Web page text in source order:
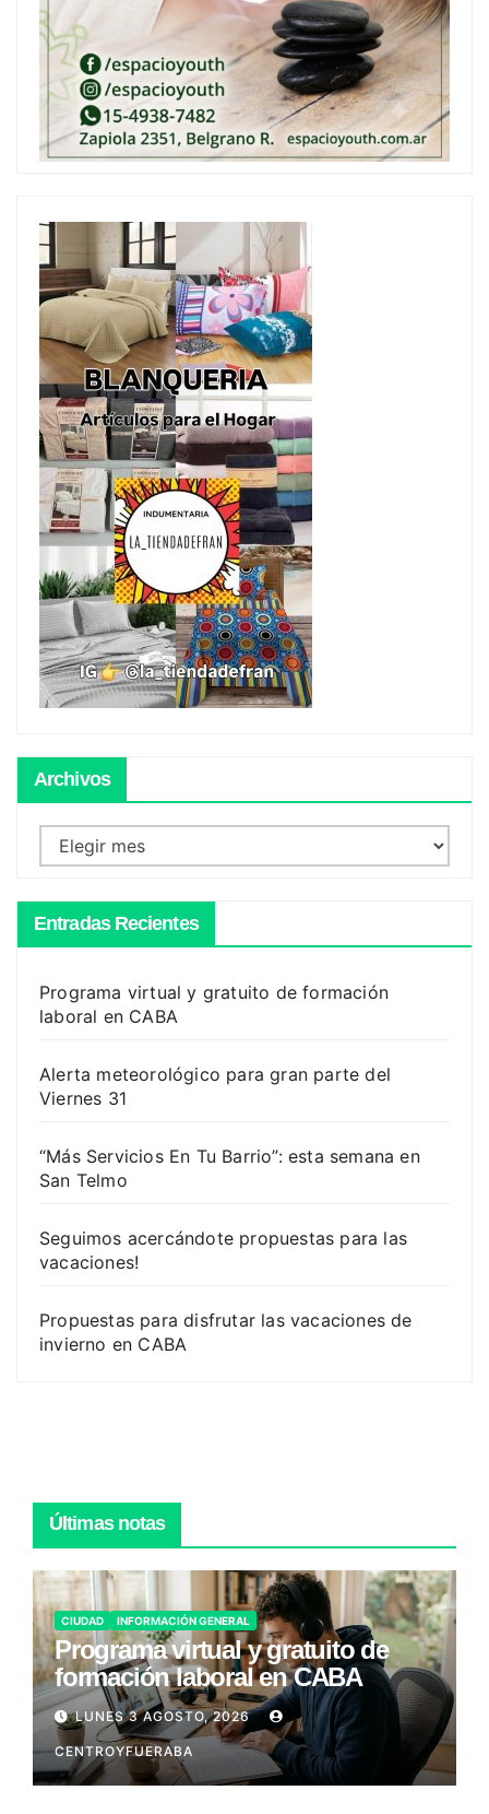
Archivos
Archivos
Entradas Recientes
Programa virtual y gratuito de formación
laboral en CABA
Alerta meteorológico para gran parte del
Viernes 31
“Más Servicios En Tu Barrio”: esta semana en
San Telmo
Seguimos acercándote propuestas para las
vacaciones!
Propuestas para disfrutar las vacaciones de
invierno en CABA
Últimas notas
CIUDAD INFORMACIÓN GENERAL
Programa virtual y gratuito de
formación laboral en CABA
LUNES 3 AGOSTO, 2026
CENTROYFUERABA